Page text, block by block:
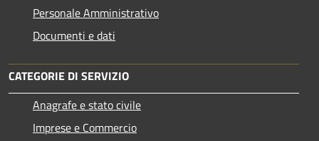
Personale Amministrativo
Documenti e dati
CATEGORIE DI SERVIZIO
Anagrafe e stato civile
Imprese e Commercio